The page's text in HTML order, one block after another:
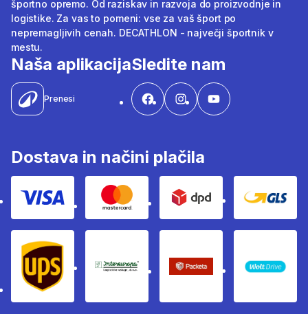
športno opremo. Od raziskav in razvoja do proizvodnje in
logistike. Za vas to pomeni: vse za vaš šport po
nepremagljivih cenah. DECATHLON - največji športnik v
mestu.
Naša aplikacija
Prenesi
Sledite nam
Dostava in načini plačila
Visa Mastercard Dpd Gls
Ups Intereuropa Packeta Sledenje
WOLT